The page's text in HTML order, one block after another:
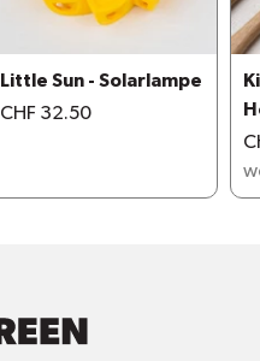
Little Sun - Solarlampe
CHF 32.50